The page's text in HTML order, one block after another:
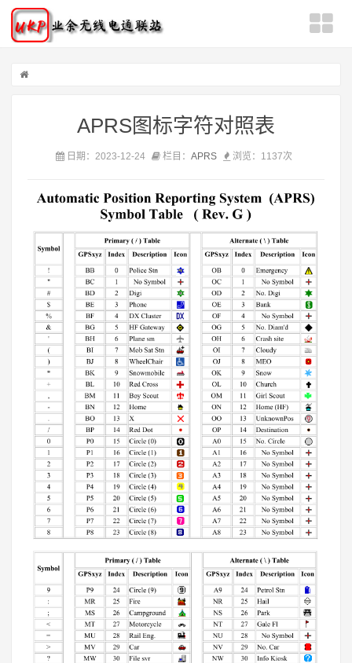
APRS图标字符对照表
日期：2023-12-24 栏目： APRS 浏览： 1137次